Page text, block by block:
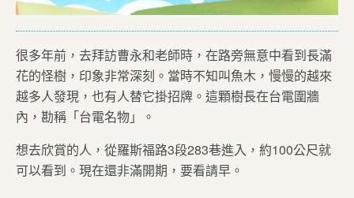
很多年前，去拜訪曹永和老師時，在路旁無意中看到長滿
花的怪樹，印象非常深刻。當時不知叫魚木，慢慢的越來
越多人發現，也有人替它掛招牌。這顆樹長在台電圍牆
內，勘稱「台電名物」。
想去欣賞的人，從羅斯福路3段283巷進入，約100公尺就
可以看到。現在還非滿開期，要看請早。